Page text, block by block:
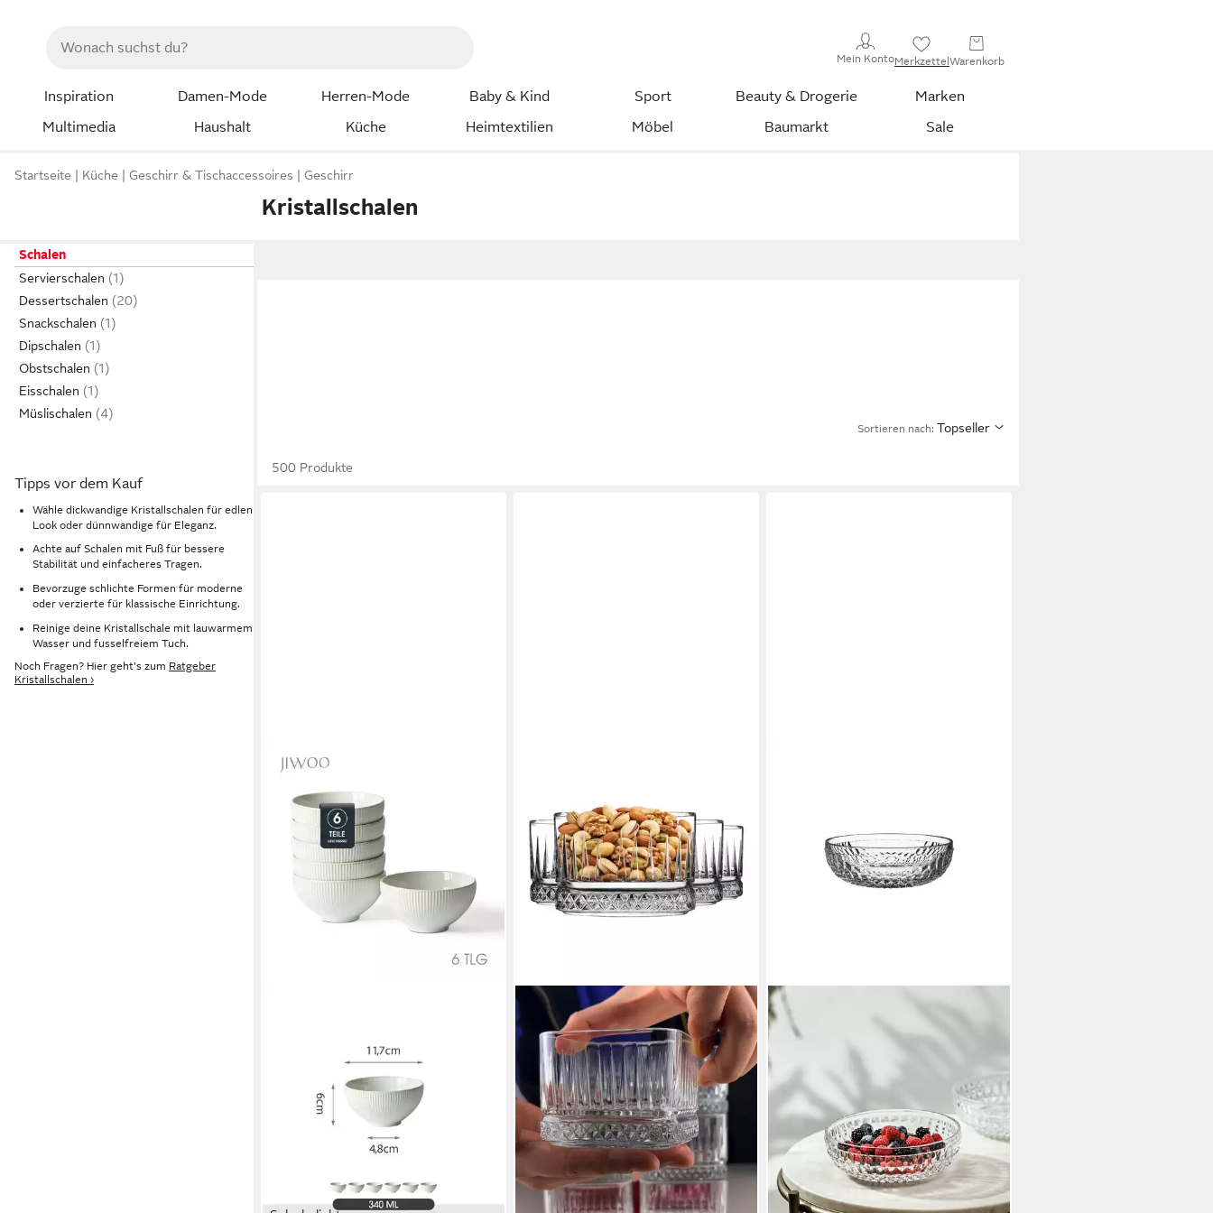
Mein KontoMerkzettelWarenkorb
Inspiration Damen-Mode Herren-Mode Baby & Kind Sport Beauty & Drogerie
Marken
Multimedia
Haushalt Küche Heimtextilien Möbel Baumarkt Sale
Startseite Küche Geschirr & Tischaccessoires Geschirr
Kristallschalen
Schalen
Servierschalen
Dessertschalen
Snackschalen
Dipschalen
Obstschalen
Eisschalen
Müslischalen
Tipps vor dem Kauf
Wähle dickwandige Kristallschalen für edlen
Look oder dünnwandige für Eleganz.
Achte auf Schalen mit Fuß für bessere
Stabilität und einfacheres Tragen.
Bevorzuge schlichte Formen für moderne
oder verzierte für klassische Einrichtung.
Reinige deine Kristallschale mit lauwarmem
Wasser und fusselfreiem Tuch.
Noch Fragen? Hier geht's zum Ratgeber
Kristallschalen ›
Sortieren nach: Topseller
500 Produkte